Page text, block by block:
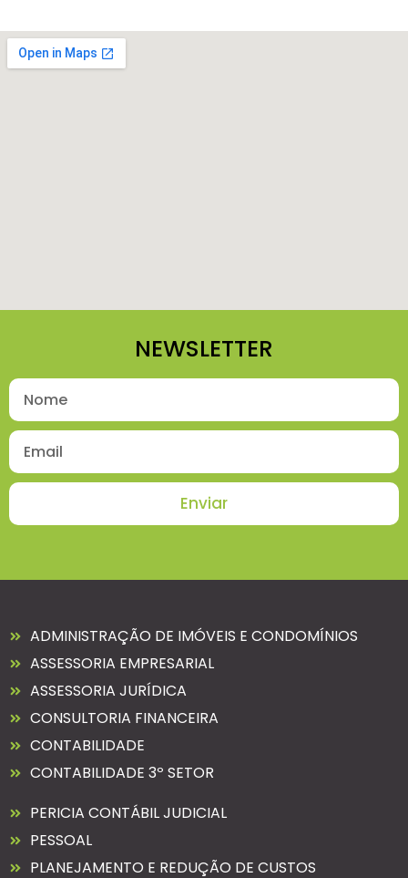
NEWSLETTER
Enviar
ADMINISTRAÇÃO DE IMÓVEIS E CONDOMÍNIOS
ASSESSORIA EMPRESARIAL
ASSESSORIA JURÍDICA
CONSULTORIA FINANCEIRA
CONTABILIDADE
CONTABILIDADE 3º SETOR
PERICIA CONTÁBIL JUDICIAL
PESSOAL
PLANEJAMENTO E REDUÇÃO DE CUSTOS